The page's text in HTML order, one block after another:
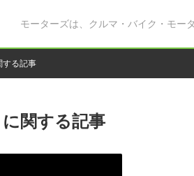
モーターズは、クルマ・バイク・モー
する記事
に関する記事